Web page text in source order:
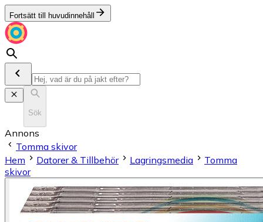
Fortsätt till huvudinnehåll
Sök
Annons
Tomma skivor
Hem
Datorer & Tillbehör Lagringsmedia
Tomma
skivor